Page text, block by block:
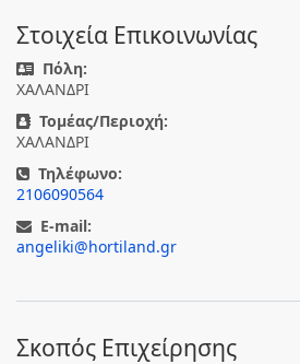
Στοιχεία Επικοινωνίας
Πόλη:
ΧΑΛΑΝΔΡΙ
Τομέας/Περιοχή:
ΧΑΛΑΝΔΡΙ
Τηλέφωνο:
2106090564
E-mail:
angeliki@hortiland.gr
Σκοπός Επιχείρησης